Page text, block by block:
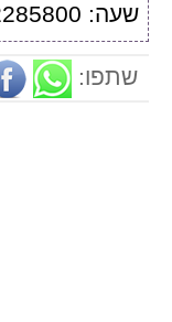
שעה: 072-2285800 שלוחה 431
שתפו: